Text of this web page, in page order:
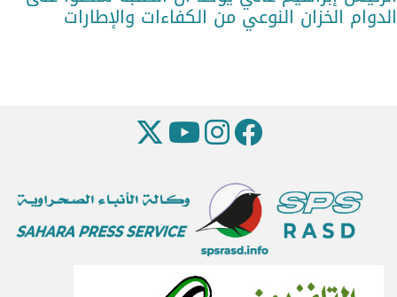
الدوام الخزان النوعي من الكفاءات والإطارات